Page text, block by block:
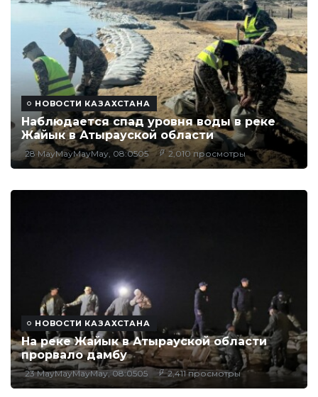
НОВОСТИ КАЗАХСТАНА
Наблюдается спад уровня воды в реке
Жайык в Атырауской области
28 MayMayMayMay, 08:0505 2,010 просмотры
НОВОСТИ КАЗАХСТАНА
На реке Жайык в Атырауской области
прорвало дамбу
23 MayMayMayMay, 08:0505 2,411 просмотры